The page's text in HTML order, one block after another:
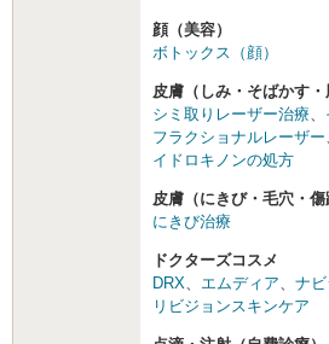
顔（美容）
ボトックス（顔）
皮膚（しみ・そばかす・
シミ取りレーザー治療
フラクショナルレーザー
イドロキノンの処方
皮膚（にきび・毛穴・傷
にきび治療
ドクターズコスメ
DRX
エムディア ナ
リビジョンスキンケア